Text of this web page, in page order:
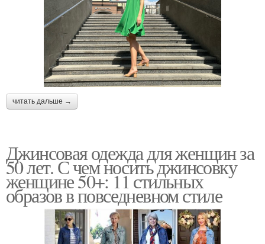
читать дальше →
Джинсовая одежда для женщин за
50 лет. С чем носить джинсовку
женщине 50+: 11 стильных
образов в повседневном стиле